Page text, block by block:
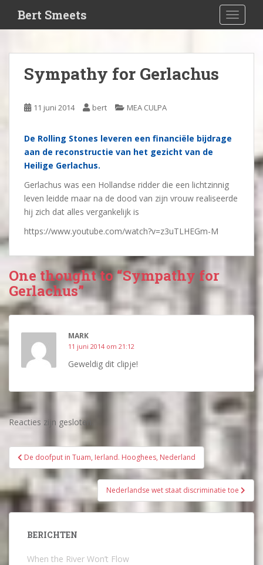
i
Bert Smeets
Sympathy for Gerlachus
11 juni 2014 bert MEA CULPA
De Rolling Stones leveren een financiële bijdrage
aan de reconstructie van het gezicht van de
Heilige Gerlachus.
Gerlachus was een Hollandse ridder die een lichtzinnig
leven leidde maar na de dood van zijn vrouw realiseerde
hij zich dat alles vergankelijk is
https://www.youtube.com/watch?v=z3uTLHEGm-M
One thought to “Sympathy for
Gerlachus”
MARK
11 juni 2014 om 21:12
Geweldig dit clipje!
Reacties zijn gesloten.
Bericht
navigatie
De doofput in Tuam, Ierland. Hooghees, Nederland
Nederlandse wet staat discriminatie toe
BERICHTEN
When the River Won’t Flow